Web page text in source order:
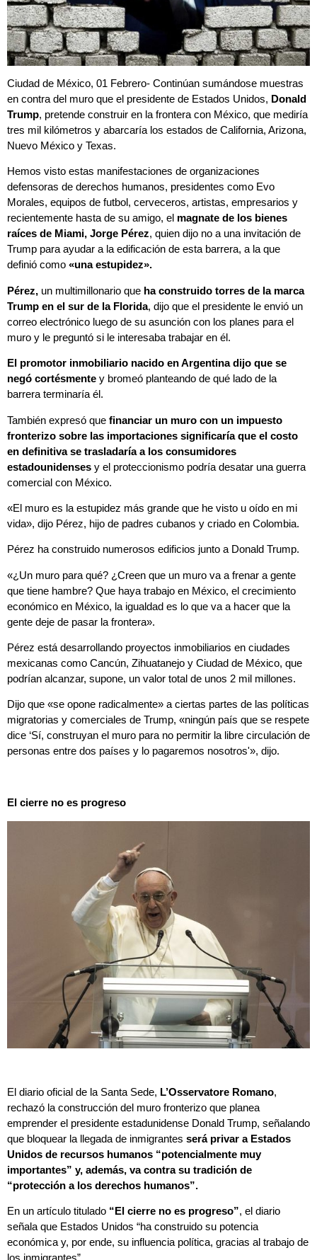
Ciudad de México, 01 Febrero- Continúan sumándose muestras
en contra del muro que el presidente de Estados Unidos, Donald
Trump, pretende construir en la frontera con México, que mediría
tres mil kilómetros y abarcaría los estados de California, Arizona,
Nuevo México y Texas.
Hemos visto estas manifestaciones de organizaciones
defensoras de derechos humanos, presidentes como Evo
Morales, equipos de futbol, cerveceros, artistas, empresarios y
recientemente hasta de su amigo, el magnate de los bienes
raíces de Miami, Jorge Pérez, quien dijo no a una invitación de
Trump para ayudar a la edificación de esta barrera, a la que
definió como «una estupidez».
Pérez, un multimillonario que ha construido torres de la marca
Trump en el sur de la Florida, dijo que el presidente le envió un
correo electrónico luego de su asunción con los planes para el
muro y le preguntó si le interesaba trabajar en él.
El promotor inmobiliario nacido en Argentina dijo que se
negó cortésmente y bromeó planteando de qué lado de la
barrera terminaría él.
También expresó que financiar un muro con un impuesto
fronterizo sobre las importaciones significaría que el costo
en definitiva se trasladaría a los consumidores
estadounidenses y el proteccionismo podría desatar una guerra
comercial con México.
«El muro es la estupidez más grande que he visto u oído en mi
vida», dijo Pérez, hijo de padres cubanos y criado en Colombia.
Pérez ha construido numerosos edificios junto a Donald Trump.
«¿Un muro para qué? ¿Creen que un muro va a frenar a gente
que tiene hambre? Que haya trabajo en México, el crecimiento
económico en México, la igualdad es lo que va a hacer que la
gente deje de pasar la frontera».
Pérez está desarrollando proyectos inmobiliarios en ciudades
mexicanas como Cancún, Zihuatanejo y Ciudad de México, que
podrían alcanzar, supone, un valor total de unos 2 mil millones.
Dijo que «se opone radicalmente» a ciertas partes de las políticas
migratorias y comerciales de Trump, «ningún país que se respete
dice ‘Sí, construyan el muro para no permitir la libre circulación de
personas entre dos países ­­y lo pagaremos nosotros'», dijo.
El cierre no es progreso
El diario oficial de la Santa Sede, L’Osservatore Romano,
rechazó la construcción del muro fronterizo que planea
emprender el presidente estadunidense Donald Trump, señalando
que bloquear la llegada de inmigrantes será privar a Estados
Unidos de recursos humanos “potencialmente muy
importantes” y, además, va contra su tradición de
“protección a los derechos humanos”.
En un artículo titulado “El cierre no es progreso”, el diario
señala que Estados Unidos “ha construido su potencia
económica y, por ende, su influencia política, gracias al trabajo de